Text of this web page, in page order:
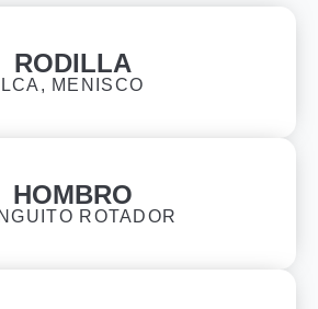
RODILLA
LCA, MENISCO
HOMBRO
ROTADOR